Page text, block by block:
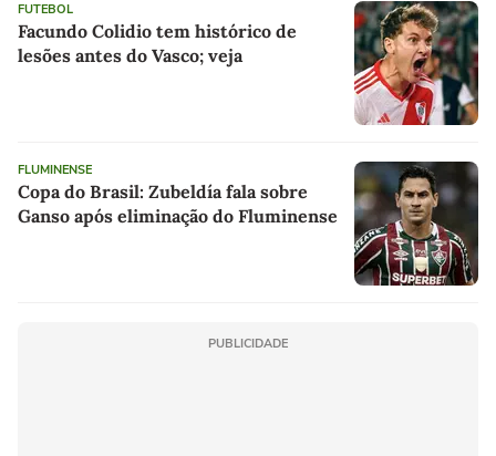
FUTEBOL
Facundo Colidio tem histórico de
lesões antes do Vasco; veja
FLUMINENSE
Copa do Brasil: Zubeldía fala sobre
Ganso após eliminação do Fluminense
PUBLICIDADE